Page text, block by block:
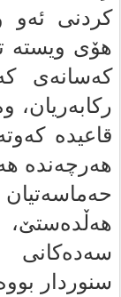
کردنى ئه‌و
هۆى ویسته‌
که‌سانه‌ى که‌
قاعیده‌
هه‌رچه‌نده‌
سنوردار